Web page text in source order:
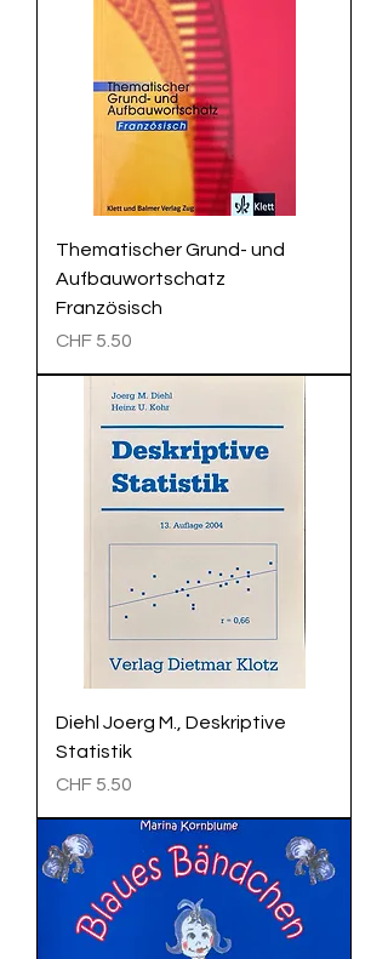
Thematischer Grund- und
Aufbauwortschatz
Französisch
Preis
CHF 5.50
Diehl Joerg M., Deskriptive
Statistik
Preis
CHF 5.50